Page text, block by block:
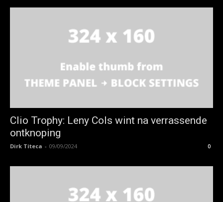
Clio Trophy: Leny Cols wint na verrassende
ontknoping
Dirk Titeca - 09/09/2024 0